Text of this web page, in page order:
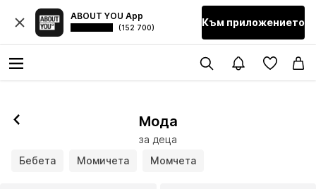
ABOUT YOU App
(152 700) Към приложението
Мода
за деца
Бебета
Момичета Момчета